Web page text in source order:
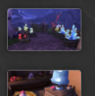
v
i
g
t
i